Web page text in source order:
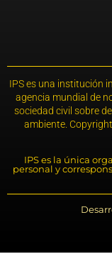
IPS es una institución
agencia mundial de
sociedad civil sobre
ambiente.
IPS es la única
personal y